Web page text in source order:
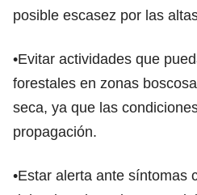
posible escasez por las
•Evitar actividades que
forestales en zonas
seca, ya que las
propagación.
•Estar alerta ante síntomas